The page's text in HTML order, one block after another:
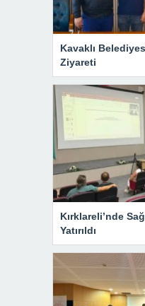
Kavaklı
Ziyareti
Kırklareli’nde
Yatırıldı